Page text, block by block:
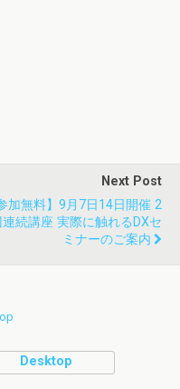
Next Post
参加無料】9月7日14日開催 2
連続講座 実際に触れるDXセ
ミナーのご案内
Desktop